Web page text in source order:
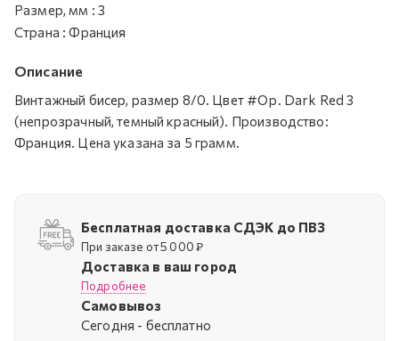
Размер, мм : 3
Страна : Франция
Описание
Винтажный бисер, размер 8/0. Цвет #Op. Dark Red 3
(непрозрачный, темный красный). Производство:
Франция. Цена указана за 5 грамм.
Бесплатная доставка СДЭК до ПВЗ
При заказе от 5 000 ₽
Доставка в ваш город
Подробнее
Самовывоз
Cегодня - бесплатно